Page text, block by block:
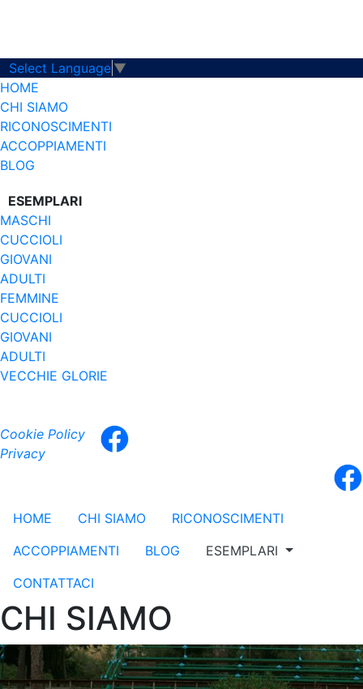
Select Language ▼
HOME
CHI SIAMO
RICONOSCIMENTI
ACCOPPIAMENTI
BLOG
ESEMPLARI
MASCHI
CUCCIOLI
GIOVANI
ADULTI
FEMMINE
CUCCIOLI
GIOVANI
ADULTI
VECCHIE GLORIE
Cookie Policy
Privacy
HOME CHI SIAMO
RICONOSCIMENTI
ACCOPPIAMENTI
BLOG
ESEMPLARI
CONTATTACI
CHI SIAMO